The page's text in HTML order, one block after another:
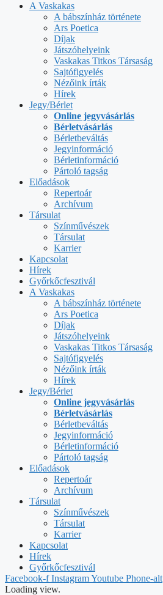
A Vaskakas
A bábszínház története
Ars Poetica
Díjak
Játszóhelyeink
Vaskakas Titkos Társaság
Sajtófigyelés
Nézőink írták
Hírek
Jegy/Bérlet
Online jegyvásárlás
Bérletvásárlás
Bérletbeváltás
Jegyinformáció
Bérletinformáció
Pártoló tagság
Előadások
Repertoár
Archívum
Társulat
Színművészek
Társulat
Karrier
Kapcsolat
Hírek
Győrkőcfesztivál
A Vaskakas
A bábszínház története
Ars Poetica
Díjak
Játszóhelyeink
Vaskakas Titkos Társaság
Sajtófigyelés
Nézőink írták
Hírek
Jegy/Bérlet
Online jegyvásárlás
Bérletvásárlás
Bérletbeváltás
Jegyinformáció
Bérletinformáció
Pártoló tagság
Előadások
Repertoár
Archívum
Társulat
Színművészek
Társulat
Karrier
Kapcsolat
Hírek
Győrkőcfesztivál
Facebook-f InstagramYoutube Phone-alt
Loading view.